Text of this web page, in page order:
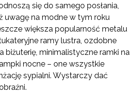
się do samego posłania,
uwagę na modne w tym roku
większa popularność metalu
ramy lustra, ozdobne
biżuterię, minimalistyczne ramki na
nocne – one wszystkie
sypialni. Wystarczy dać